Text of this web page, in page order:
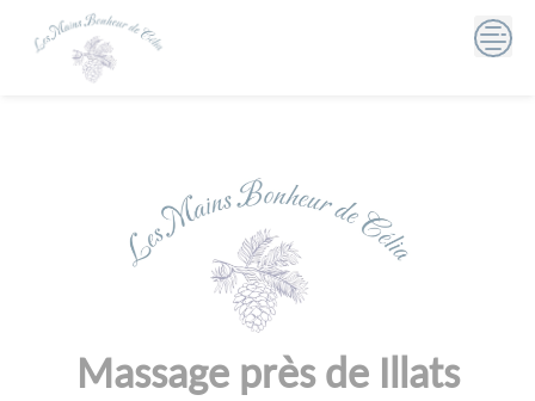
Massage près de Illats